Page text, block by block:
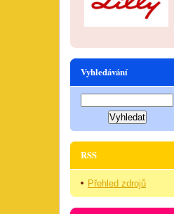
Vyhledávání
RSS
Přehled zdrojů